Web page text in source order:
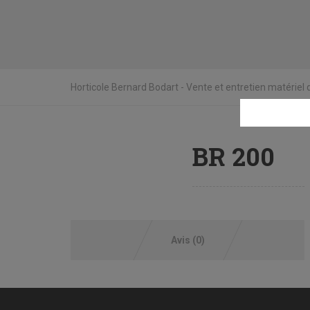
Horticole Bernard Bodart - Vente et entretien matériel
BR 200
Avis (0)